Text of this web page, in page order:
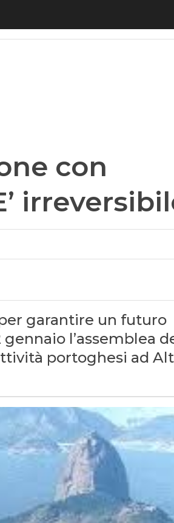
con
garantire un futuro
l’assemblea
portoghesi ad